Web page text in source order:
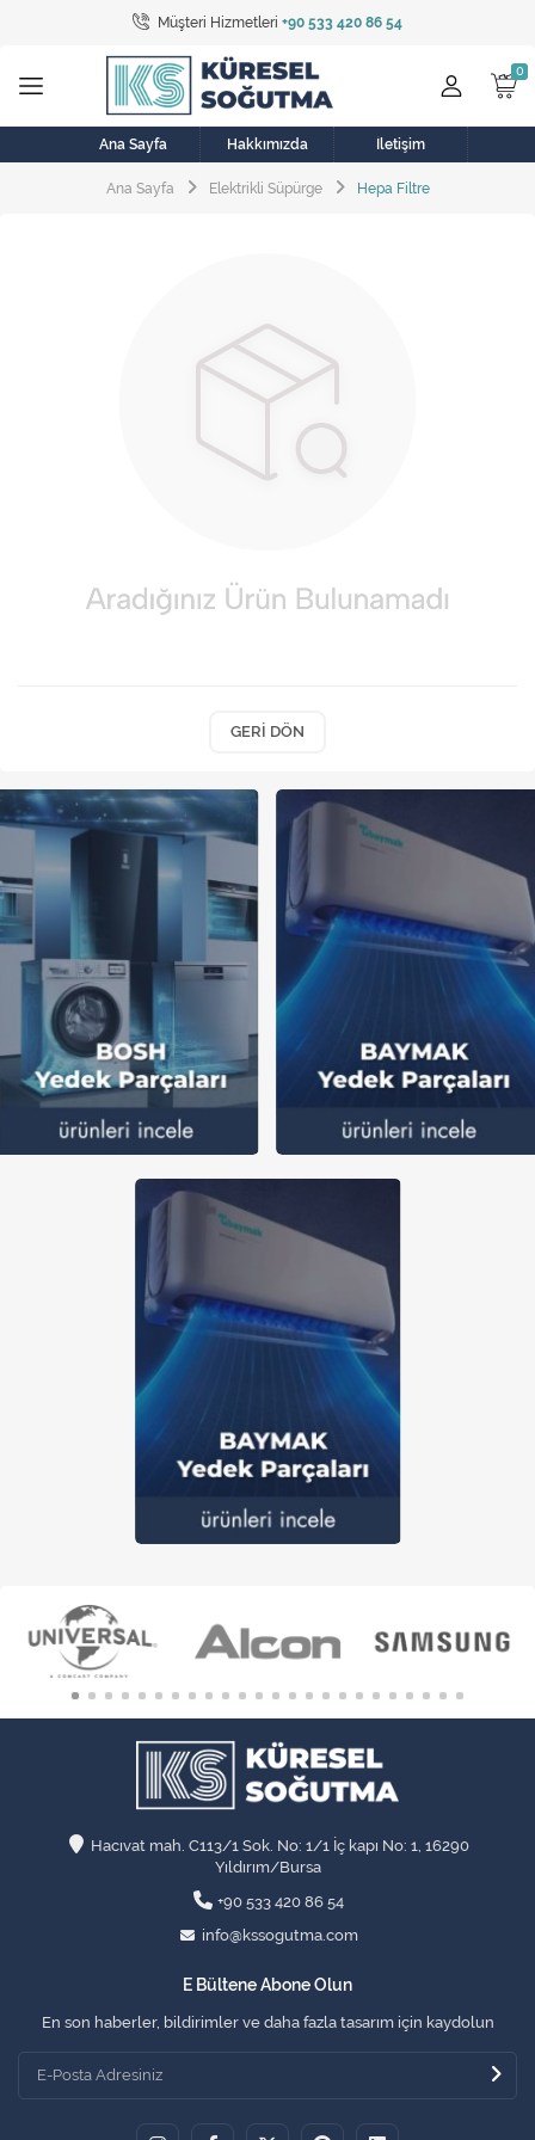
Müşteri Hizmetleri +90 533 420 86 54
Tüm Kategoriler
Bulaşık Makinesi
Buzdolabı
Çamaşır Kurutma Makinesi
Elektrikli Aksamlar
Elektrikli Süpürge
Fan
Klima
Musluk
Soğutma Sistemleri
Şofben ve Termosifon
Ana Sayfa Hakkımızda İletişim
Ana Sayfa Elektrikli Süpürge Hepa Filtre
GERI DÖN
Hacıvat mah. C113/1 Sok. No: 1/1 İç kapı No: 1, 16290
Yıldırım/Bursa
+90 533 420 86 54
info@kssogutma.com
E Bültene Abone Olun
En son haberler, bildirimler ve daha fazla tasarım için kaydolun